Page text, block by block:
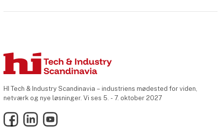
HI Tech & Industry Scandinavia – industriens mødested for viden,
netværk og nye løsninger. Vi ses 5. - 7. oktober 2027
FacebookLinkedInYouTube